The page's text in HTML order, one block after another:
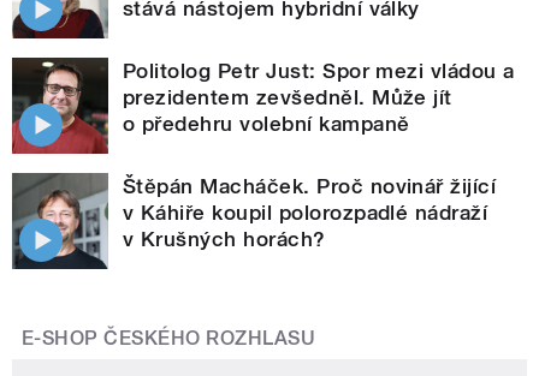
stává nástojem hybridní války
Politolog Petr Just: Spor mezi vládou a
prezidentem zevšedněl. Může jít
o předehru volební kampaně
Štěpán Macháček. Proč novinář žijící
v Káhiře koupil polorozpadlé nádraží
v Krušných horách?
E-SHOP ČESKÉHO ROZHLASU